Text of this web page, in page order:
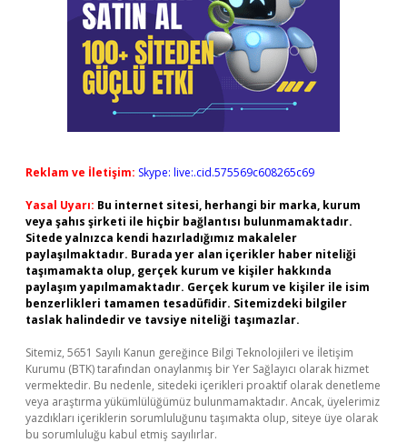
Reklam ve İletişim: Skype: live:.cid.575569c608265c69
Yasal Uyarı: Bu internet sitesi, herhangi bir marka, kurum
veya şahıs şirketi ile hiçbir bağlantısı bulunmamaktadır.
Sitede yalnızca kendi hazırladığımız makaleler
paylaşılmaktadır. Burada yer alan içerikler haber niteliği
taşımamakta olup, gerçek kurum ve kişiler hakkında
paylaşım yapılmamaktadır. Gerçek kurum ve kişiler ile isim
benzerlikleri tamamen tesadüfidir. Sitemizdeki bilgiler
taslak halindedir ve tavsiye niteliği taşımazlar.
Sitemiz, 5651 Sayılı Kanun gereğince Bilgi Teknolojileri ve İletişim
Kurumu (BTK) tarafından onaylanmış bir Yer Sağlayıcı olarak hizmet
vermektedir. Bu nedenle, sitedeki içerikleri proaktif olarak denetleme
veya araştırma yükümlülüğümüz bulunmamaktadır. Ancak, üyelerimiz
yazdıkları içeriklerin sorumluluğunu taşımakta olup, siteye üye olarak
bu sorumluluğu kabul etmiş sayılırlar.